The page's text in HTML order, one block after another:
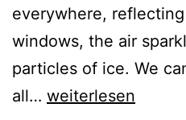
everywhere,
windows, the air
particles of ice. We
all… Antigone
weiterlesen